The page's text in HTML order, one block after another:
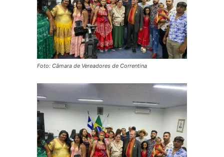
Foto: Câmara de Vereadores de Correntina